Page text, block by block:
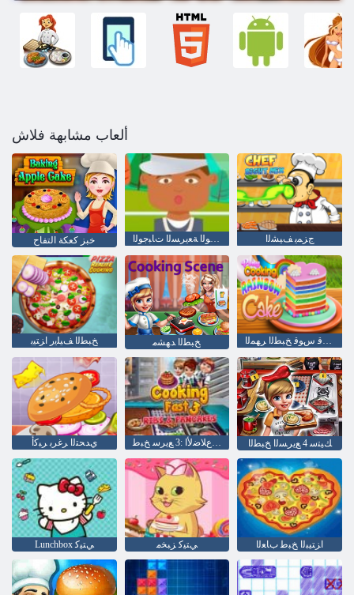
ألعاب مشابهة فلاش
خبز كعكة التفاح ﺓﺰﻫﺎﺠﻟﺍ ﺕﺎﺒﺟﻮﻟﺍ ﺔﻌﻳﺮﺴﻟﺍ ﺕﺎﺒﺟﻮﻟﺍ ﺝﺰﻤﻳ ﻒﻴﺸﻟﺍ
ﺦﺒﻄﻟﺍ ﻒﻴﻠﻳﺭ ﺍﺰﺘﻴﺑ ﺦﺒﻄﻟﺍ ﺪﻬﺸﻣ ﺔﻜﻌﻛ ﺡﺰﻗ ﺱﻮﻗ ﺦﺒﻄﻟﺍ ﺮﻬﻤﻟﺍ
ﻱﺪﺤﺘﻟﺍ ﺮﻏﺮﺑ ﺮﺒﻛﺃ ﺮﺋﺎﻄﻔﻟﺍﻭ ﻉﻼ ﺿﻷ ﺍ :3 ﻊﻳﺮﺳ ﺦﺒﻃ ﻚﻴﺘﺳ 4 ﻊﻳﺮﺴﻟﺍ ﺦﺒﻄﻟﺍ
Lunchbox ﻲﺘﻴﻛ ﻲﺘﻴﻛ ﺰﺒﺨﻣ ﺍﺰﺘﻴﺒﻟﺍ ﺦﺒﻃ ﺏﺎﻌﻟﺍ